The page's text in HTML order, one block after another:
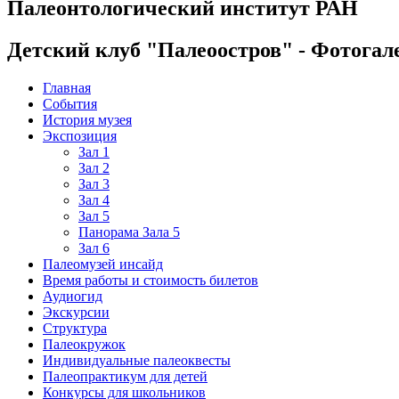
Палеонтологический институт РАН
Детский клуб "Палеоостров" -
Главная
События
История музея
Экспозиция
Зал 1
Зал 2
Зал 3
Зал 4
Зал 5
Панорама Зала 5
Зал 6
Палеомузей инсайд
Время работы и стоимость билетов
Аудиогид
Экскурсии
Структура
Палеокружок
Индивидуальные палеоквесты
Палеопрактикум для детей
Конкурсы для школьников